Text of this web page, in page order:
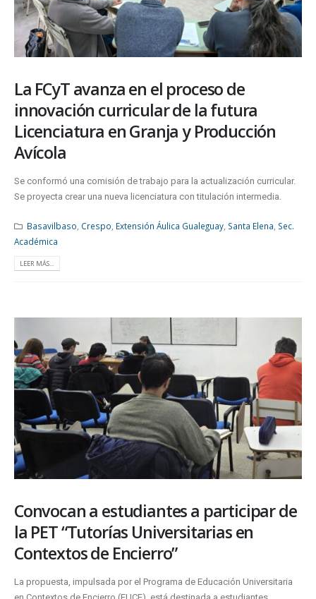
La FCyT avanza en el proceso de
innovación curricular de la futura
Licenciatura en Granja y Producción
Avícola
Se conformó una comisión de trabajo para la actualización curricular.
Se proyecta crear una nueva licenciatura con titulación intermedia.
Basavilbaso Crespo Extensión Áulica Gualeguay, Santa Elena Sec.
Académica
LEER MÁS...
Convocan a estudiantes a participar de
la PET “Tutorías Universitarias en
Contextos de Encierro”
La propuesta, impulsada por el Programa de Educación Universitaria